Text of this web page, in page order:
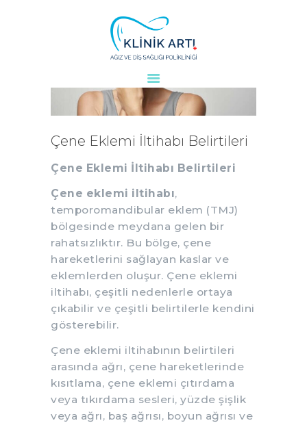
ANASAYFA
KURUMSAL
TEDAVILER
VAKALAR
KVKK
AYDINLATMA
METNI
BLOG
KLINIĞIMIZ
İLETIŞIM
Çene Eklemi İltihabı Belirtileri
Çene Eklemi İltihabı Belirtileri
Çene eklemi iltihabı,
temporomandibular eklem (TMJ)
bölgesinde meydana gelen bir
rahatsızlıktır. Bu bölge, çene
hareketlerini sağlayan kaslar ve
eklemlerden oluşur. Çene eklemi
iltihabı, çeşitli nedenlerle ortaya
çıkabilir ve çeşitli belirtilerle kendini
gösterebilir.
Çene eklemi iltihabının belirtileri
arasında ağrı, çene hareketlerinde
kısıtlama, çene eklemi çıtırdama
veya tıkırdama sesleri, yüzde şişlik
veya ağrı, baş ağrısı, boyun ağrısı ve